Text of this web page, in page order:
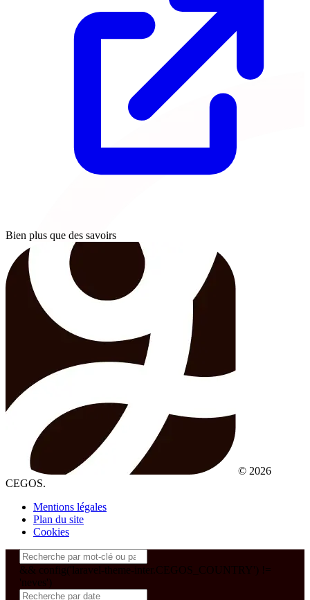
Bien plus que des savoirs
© 2026
CEGOS.
Mentions légales
Plan du site
Cookies
&& config('laravel-theme-inter.CEGOS_COUNTRY') !=
'neves')